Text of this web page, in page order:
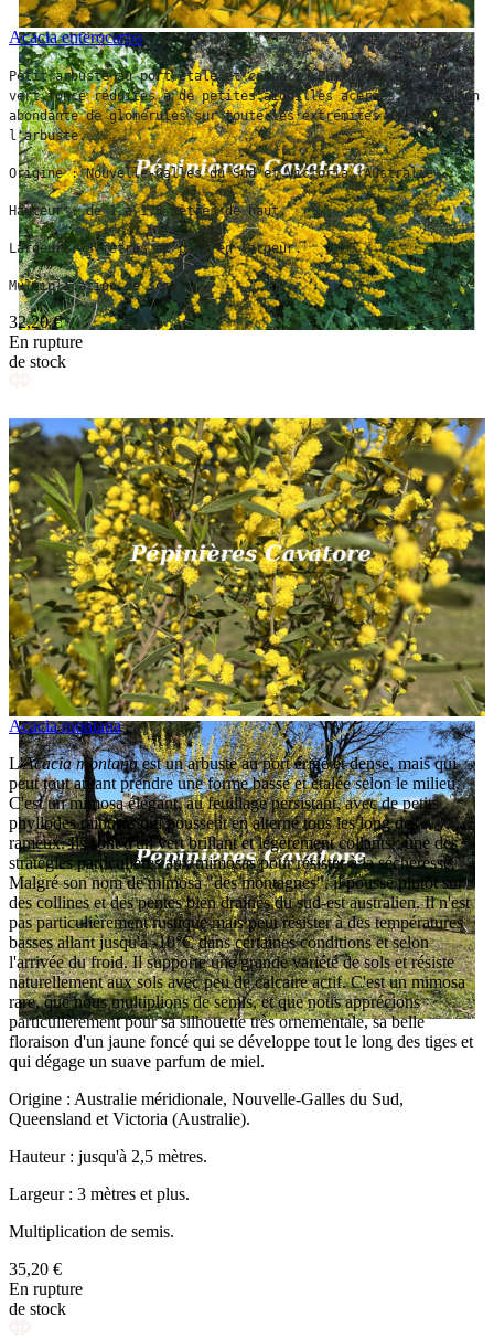
Acacia enterocarpa
Petit arbuste au port étalé et compact. Phyllodes de couleur
vert foncé réduites à de petites aiguilles acérées. Floraison
abondante de glomérules sur toute les extrémités de
l'arbuste.
Origine : Nouvelle-Galles du Sud et Victoria (Australie).
Hauteur : de 1 à 1,5 mètres de haut.
Largeur : 3 mètres et plus en largeur.
Multiplication de semis.
32,20 €
En rupture
de stock
Acacia montana
L'Acacia montanaest un arbuste au port érigé et dense, mais qui
peut tout autant prendre une forme basse et étalée selon le milieu.
C'est un mimosa élégant, au feuillage persistant, avec de petits
phyllodes rainurés qui poussent en alterné tous les long des
rameux. Ils sont d'un vert brillant et légèrement collants ; une des
stratégies particulières aux mimosas pour résister à la sécheresse.
Malgré son nom de mimosa "des montagnes", il pousse plutôt sur
des collines et des pentes bien drainés du sud-est australien. Il n'est
pas particulièrement rustique mais peut résister à des températures
basses allant jusqu'à -10°C dans certaines conditions et selon
l'arrivée du froid. Il supporte une grande variété de sols et résiste
naturellement aux sols avec peu de calcaire actif. C'est un mimosa
rare, que nous multiplions de semis, et que nous apprécions
particulièrement pour sa silhouette très ornementale, sa belle
floraison d'un jaune foncé qui se développe tout le long des tiges et
qui dégage un suave parfum de miel.
Origine : Australie méridionale, Nouvelle-Galles du Sud,
Queensland et Victoria (Australie).
Hauteur : jusqu'à 2,5 mètres.
Largeur : 3 mètres et plus.
Multiplication de semis.
35,20 €
En rupture
de stock